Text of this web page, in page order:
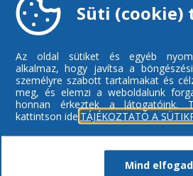
Süti (cookie)
Az oldal sütiket és egyéb
alkalmaz, hogy javítsa a
személyre szabott tartalmakat és
meg, és elemzi a weboldalunk
honnan érkeztek a látogatóink.
kattintson ide: TÁJÉKOZTATÓ A
Mind elfogad